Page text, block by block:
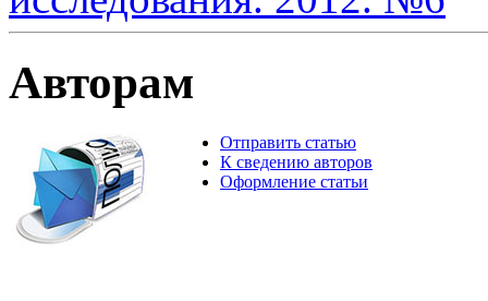
Авторам
Отправить статью
К сведению авторов
Оформление статьи